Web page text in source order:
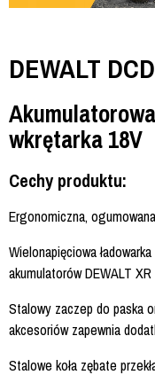
DEWALT
wkrętarka 18V
Cechy produktu:
Ergonomiczna,
Wielonapięciowa
akumulatorów DEWALT
Stalowy zaczep do paska
akcesoriów zapewnia
Stalowe koła zębate